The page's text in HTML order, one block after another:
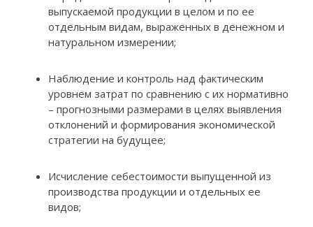
выпускаемой продукции в целом и по ее
отдельным видам, выраженных в денежном и
натуральном измерении;
Наблюдение и контроль над фактическим
уровнем затрат по сравнению с их нормативно
– прогнозными размерами в целях выявления
отклонений и формирования экономической
стратегии на будущее;
Исчисление себестоимости выпущенной из
производства продукции и отдельных ее
видов;